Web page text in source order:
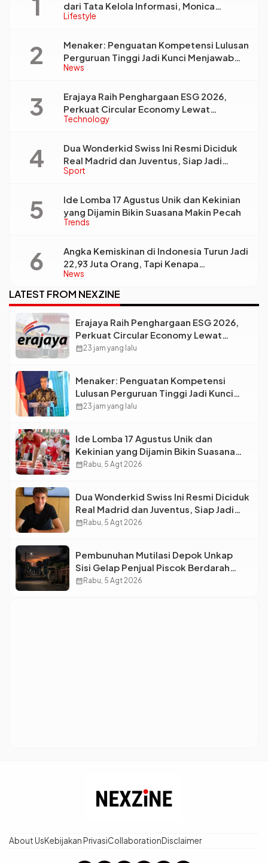
Lifestyle
dari Tata Kelola Informasi, Monica
Triyadi: Bukan Sekadar Analisis
News
Menaker: Penguatan Kompetensi Lulusan
Perguruan Tinggi Jadi Kunci Menjawab
Kebutuhan Dunia Kerja
Technology
Erajaya Raih Penghargaan ESG 2026,
Perkuat Circular Economy Lewat
Pengelolaan Limbah Berkelanjutan
Sport
Dua Wonderkid Swiss Ini Resmi Diciduk
Real Madrid dan Juventus, Siap Jadi
Bintang Baru Eropa
Trends
Ide Lomba 17 Agustus Unik dan Kekinian
yang Dijamin Bikin Suasana Makin Pecah
News
Angka Kemiskinan di Indonesia Turun Jadi
22,93 Juta Orang, Tapi Kenapa
Ketimpangan Desa dan Kota Malah Makin
Lebar?
LATEST FROM NEXZINE
Erajaya Raih Penghargaan ESG 2026,
Perkuat Circular Economy Lewat
Pengelolaan Limbah Berkelanjutan
calendar_month23 jam yang lalu
Menaker: Penguatan Kompetensi
Lulusan Perguruan Tinggi Jadi Kunci
Menjawab Kebutuhan Dunia Kerja
calendar_month23 jam yang lalu
Ide Lomba 17 Agustus Unik dan
Kekinian yang Dijamin Bikin Suasana
Makin Pecah
calendar_monthRabu, 5 Agt 2026
Dua Wonderkid Swiss Ini Resmi Diciduk
Real Madrid dan Juventus, Siap Jadi
Bintang Baru Eropa
calendar_monthRabu, 5 Agt 2026
Pembunuhan Mutilasi Depok Unkap
Sisi Gelap Penjual Piscok Berdarah
Dingin
calendar_monthRabu, 5 Agt 2026
About UsKebijakan PrivasiCollaborationDisclaimer